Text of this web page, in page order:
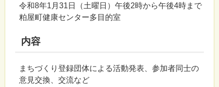
令和8年1月31日（土曜日）午後2時から午後4時まで
粕屋町健康センター多目的室
内容
まちづくり登録団体による活動発表、参加者同士の
意見交換、交流など